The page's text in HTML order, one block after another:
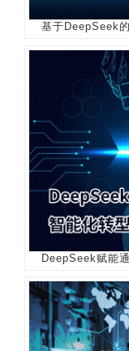
基于DeepSeek
DeepSeek赋能